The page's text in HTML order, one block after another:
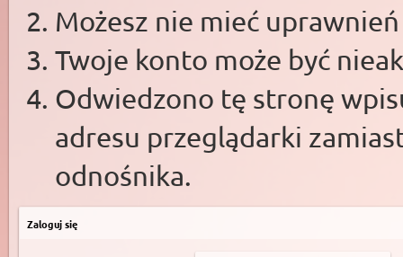
Możesz nie mieć
Twoje konto może być
Odwiedzono tę stronę
adresu przeglądarki
odnośnika.
Zaloguj się